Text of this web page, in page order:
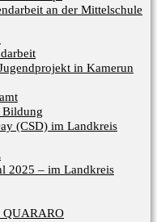
an der Mittelschule
in Kamerun
(CSD) im Landkreis
2025 – im Landkreis
QUARARO